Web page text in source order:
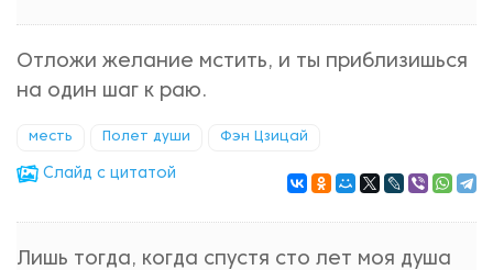
Отложи желание мстить, и ты приблизишься
на один шаг к раю.
месть Полет души Фэн Цзицай
Cлайд с цитатой
Лишь тогда, когда спустя сто лет моя душа